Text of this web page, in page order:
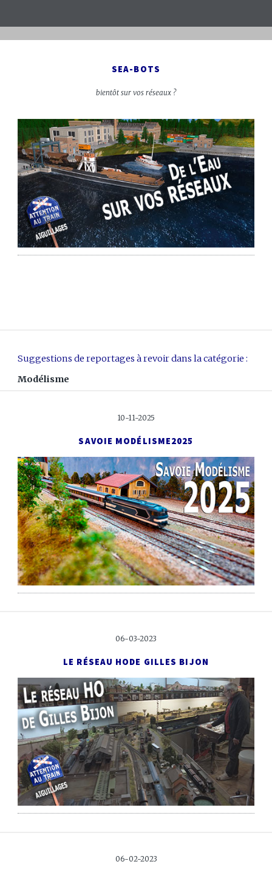
SEA-BOTS
bientôt sur vos réseaux ?
Suggestions de reportages à revoir dans la catégorie :
Modélisme
10-11-2025
SAVOIE MODÉLISME2025
06-03-2023
LE RÉSEAU HODE GILLES BIJON
06-02-2023